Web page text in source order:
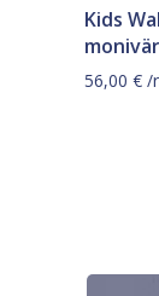
Kids
56,00 € /